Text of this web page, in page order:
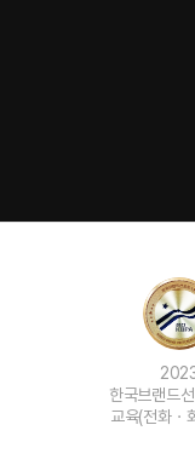
한국브랜드선호도 1위
교육(전화ㆍ화상영어)